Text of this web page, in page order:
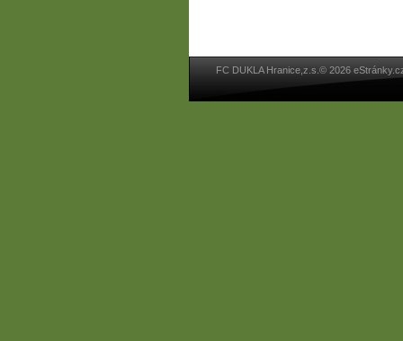
FC DUKLA Hranice,z.s.© 2026